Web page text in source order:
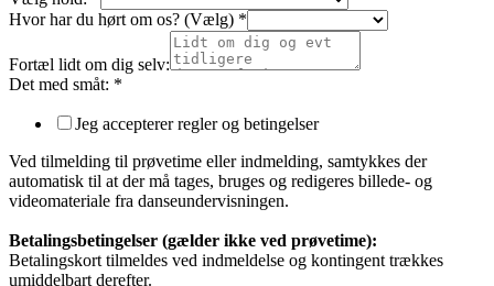
Hvor har du hørt om os? (Vælg) *
Fortæl lidt om dig selv:
Det med småt: *
Jeg accepterer regler og betingelser
Ved tilmelding til prøvetime eller indmelding, samtykkes der
automatisk til at der må tages, bruges og redigeres billede- og
videomateriale fra danseundervisningen.
Betalingsbetingelser (gælder ikke ved prøvetime):
Betalingskort tilmeldes ved indmeldelse og kontingent trækkes
umiddelbart derefter.